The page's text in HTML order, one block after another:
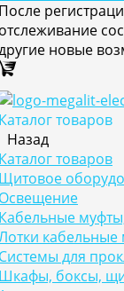
новые
товаров
Назад
товаров
кабельные
для
боксы,